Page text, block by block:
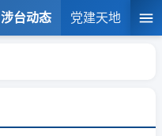
涉台动态 党建天地 湘